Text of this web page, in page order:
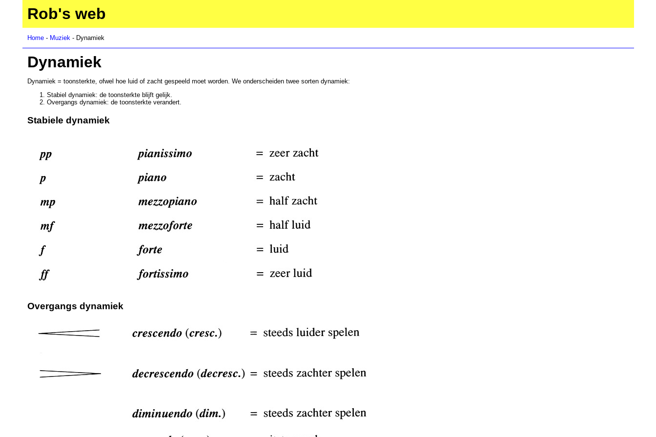
Rob's web
Home- Muziek- Dynamiek
Dynamiek
Dynamiek = toonsterkte, ofwel hoe luid of zacht gespeeld moet worden. We onderscheiden twee sorten dynamiek:
Stabiel dynamiek: de toonsterkte blijft gelijk.
Overgangs dynamiek: de toonsterkte verandert.
Stabiele dynamiek
Overgangs dynamiek